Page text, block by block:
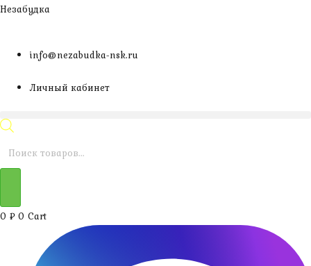
Перейти
Незабудка
info@nezabudka-nsk.ru
Личный кабинет
Поиск
0 ₽ 0 Cart